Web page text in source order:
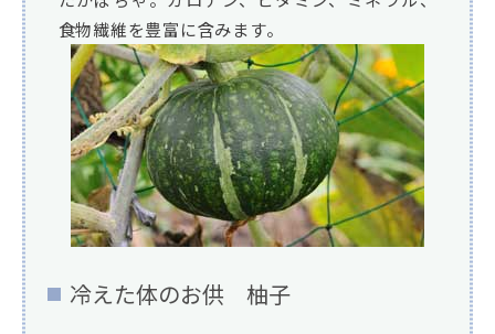
食物繊維を豊富に含みます。
冷えた体のお供 柚子